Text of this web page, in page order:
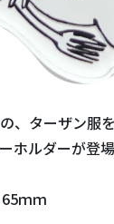
、ターザン服
ホルダーが登場
ｍｍ